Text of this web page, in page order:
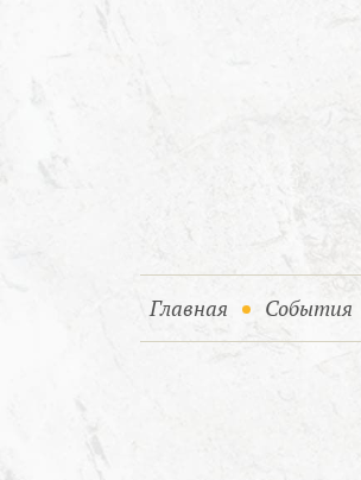
Главная (current)
События